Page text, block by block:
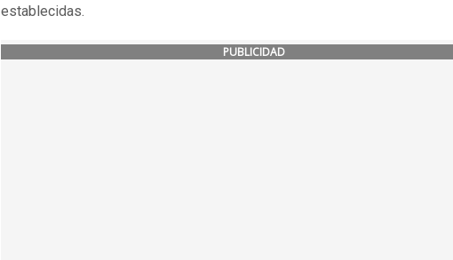
establecidas.
PUBLICIDAD